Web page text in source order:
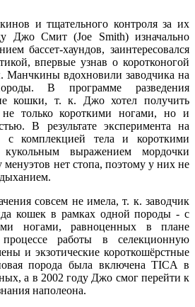
и тщательного контроля за их
Джо Смит (Joe Smith) изначально
бассет-хаундов, заинтересовался
впервые узнав о коротконогой
Манчкины вдохновили заводчика на
В программе разведения
кошки, т. к. Джо хотел получить
только короткими ногами, но и
В результате эксперимента на
с комплекцией тела и короткими
выражением мордочки
нет стопа, поэтому у них не
совсем не имела, т. к. заводчик
кошек в рамках одной породы - с
ногами, равноценных в плане
работы в селекционную
и экзотические короткошёрстные
порода была включена TICA в
а в 2002 году Джо смог перейти к
наполеона.